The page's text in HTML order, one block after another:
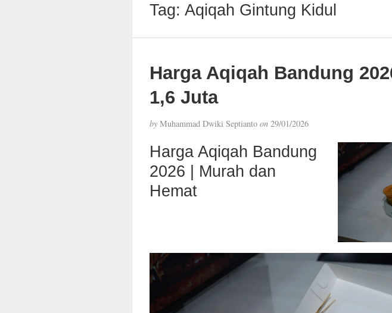
Tag: Aqiqah Gintung Kidul
Harga Aqiqah Bandung
1,6 Juta
byMuhammad Dwiki Septianto on29/01/2026
Harga Aqiqah Bandung
2026 | Murah dan
Hemat